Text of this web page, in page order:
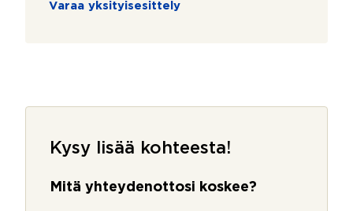
Varaa yksityisesittely
Kysy lisää kohteesta!
Mitä yhteydenottosi koskee?